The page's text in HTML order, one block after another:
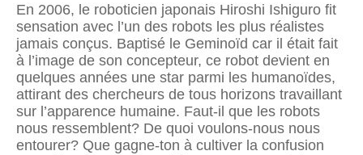
En 2006, le roboticien japonais Hiroshi Ishiguro fit
sensation avec l’un des robots les plus réalistes
jamais conçus. Baptisé le Geminoïd car il était fait
à l’image de son concepteur, ce robot devient en
quelques années une star parmi les humanoïdes,
attirant des chercheurs de tous horizons travaillant
sur l’apparence humaine. Faut-il que les robots
nous ressemblent? De quoi voulons-nous nous
entourer? Que gagne-ton à cultiver la confusion